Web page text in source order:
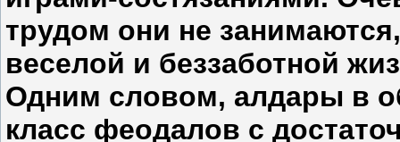
трудом они не
веселой и беззаботной
Одним словом, алдары в
класс феодалов с